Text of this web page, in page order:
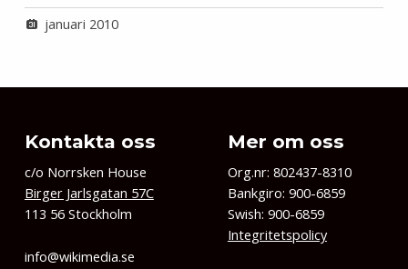
januari 2010
Kontakta oss
c/o Norrsken House
Birger Jarlsgatan 57C
113 56 Stockholm
info@wikimedia.se
Mer om oss
Org.nr: 802437-8310
Bankgiro: 900-6859
Swish: 900-6859
Integritetspolicy